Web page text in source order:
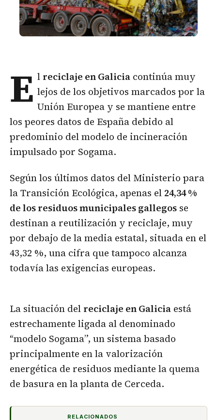
E l reciclaje en Galicia continúa muy
lejos de los objetivos marcados por la
Unión Europea y se mantiene entre
los peores datos de España debido al
predominio del modelo de incineración
impulsado por Sogama.
Según los últimos datos del Ministerio para
la Transición Ecológica, apenas el 24,34 %
de los residuos municipales gallegos se
destinan a reutilización y reciclaje, muy
por debajo de la media estatal, situada en el
43,32 %, una cifra que tampoco alcanza
todavía las exigencias europeas.
La situación del reciclaje en Galicia está
estrechamente ligada al denominado
“modelo Sogama”, un sistema basado
principalmente en la valorización
energética de residuos mediante la quema
de basura en la planta de Cerceda.
RELACIONADOS